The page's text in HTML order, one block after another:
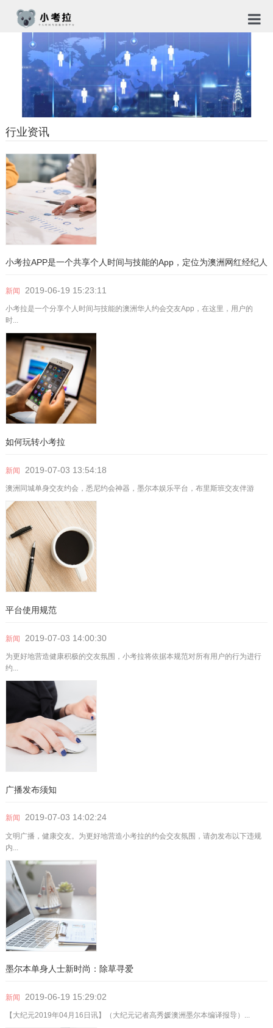
行业资讯
小考拉APP是一个共享个人时间与技能的App，定位为澳洲网红经纪人
新闻 2019-06-19 15:23:11
小考拉是一个分享个人时间与技能的澳洲华人约会交友App，在这里，用户的
时...
如何玩转小考拉
新闻 2019-07-03 13:54:18
澳洲同城单身交友约会，悉尼约会神器，墨尔本娱乐平台，布里斯班交友伴游
平台使用规范
新闻 2019-07-03 14:00:30
为更好地营造健康积极的交友氛围，小考拉将依据本规范对所有用户的行为进行
约...
广播发布须知
新闻 2019-07-03 14:02:24
文明广播，健康交友。为更好地营造小考拉的约会交友氛围，请勿发布以下违规
内...
墨尔本单身人士新时尚：除草寻爱
新闻 2019-06-19 15:29:02
【大纪元2019年04月16日讯】（大纪元记者高秀媛澳洲墨尔本编译报导）...